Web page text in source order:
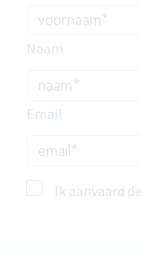
Naam
Email
Ik aanvaard de